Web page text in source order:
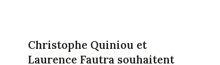
Christophe Quiniou et
Laurence Fautra souhaitent